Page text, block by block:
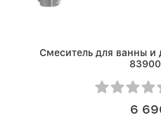
Смеситель для ванны и
6